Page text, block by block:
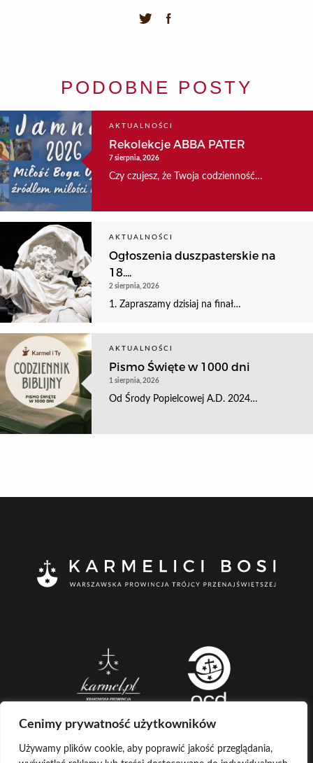
Cenimy prywatność użytkowników
Używamy plików cookie, aby poprawić jakość przeglądania,
PODOBNE POSTY
AKTUALNOŚCI
Rekolekcje ABBA PATER
7 sierpnia, 2026
Czy czujesz, że Twoja codzienność…
AKTUALNOŚCI
Ogłoszenia duszpasterskie na
18....
2 sierpnia, 2026
1. Zapraszamy dzisiaj na finał…
AKTUALNOŚCI
Pismo Święte w 1000 dni
1 sierpnia, 2026
Od Środy Popielcowej A.D. 2024…